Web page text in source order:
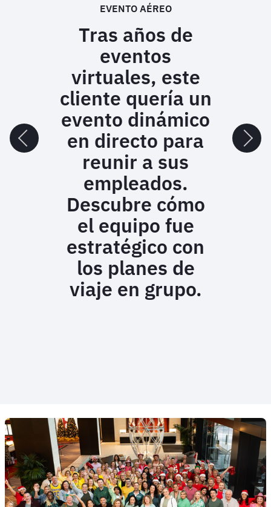
EVENTO AÉREO
Tras años de
eventos
virtuales, este
cliente quería un
evento dinámico
en directo para
reunir a sus
empleados.
Descubre cómo
el equipo fue
estratégico con
los planes de
viaje en grupo.